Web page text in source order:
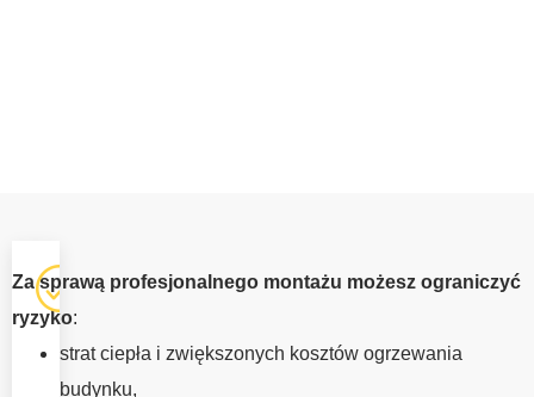
OKNA Z
PLEŚNA
Prawidłowy
Za sprawą profesjonalnego montażu możesz ograniczyć
ryzyko:
strat ciepła i zwiększonych kosztów ogrzewania
budynku,